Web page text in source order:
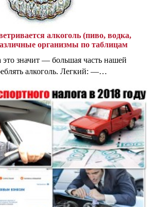
алкоголь (пиво, водка,
организмы по таблицам
значит — большая часть нашей
алкоголь. Легкий: —…